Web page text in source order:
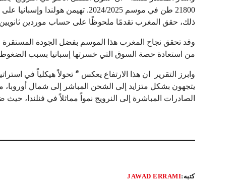
ذلك، حقق المغرب تقدمًا ملحوظًا على حساب موردين ثانويين
وقد تحقق نجاح المغرب هذا الموسم بفضل الجودة المستقرة
من استعادة حصة السوق التي خسرتها إسبانيا بسبب الضغوط
وابرز التقرير ان هذا الارتفاع يعكس “ً تحولاً هيكلياً في
يتجهون بشكل متزايد إلى الشحن المباشر إلى شمال أوروبا،
الصادرات المباشرة إلى النرويج نمواً مماثلاً في فنلندا،
كتبه:JAWAD ERRAMI